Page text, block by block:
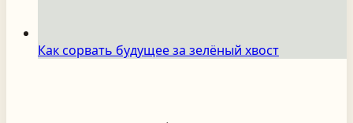
Как сорвать будущее за зелёный хвост